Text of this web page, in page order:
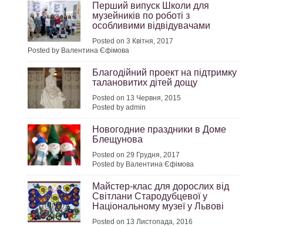
Перший випуск Школи для
музейників по роботі з
особливими відвідувачами
Posted on 3 Квітня, 2017
Posted by Валентина Єфімова
Благодійний проект на підтримку
талановитих дітей дощу
Posted on 13 Червня, 2015
Posted by admin
Новогодние праздники в Доме
Блещунова
Posted on 29 Грудня, 2017
Posted by Валентина Єфімова
Майстер-клас для дорослих від
Світлани Стародубцевої у
Національному музеї у Львові
Posted on 13 Листопада, 2016